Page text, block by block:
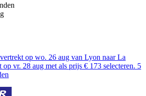
op wo. 26 aug van Lyon naar La
op vr. 28 aug met als prijs € 173 selecteren. 5